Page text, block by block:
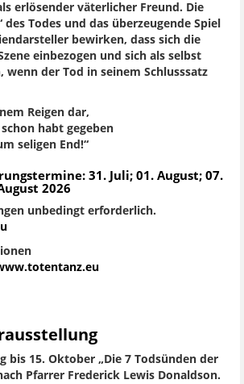
erlösender väterlicher Freund. Die
des Todes und das überzeugende Spiel
bewirken, dass sich die
einbezogen und sich als selbst
wenn der Tod in seinem Schlusssatz
Reigen dar,
habt gegeben
seligen End!“
31. Juli; 01. August; 07.
2026
unbedingt erforderlich.
bis 15. Oktober „Die 7 Todsünden der
Pfarrer Frederick Lewis Donaldson.